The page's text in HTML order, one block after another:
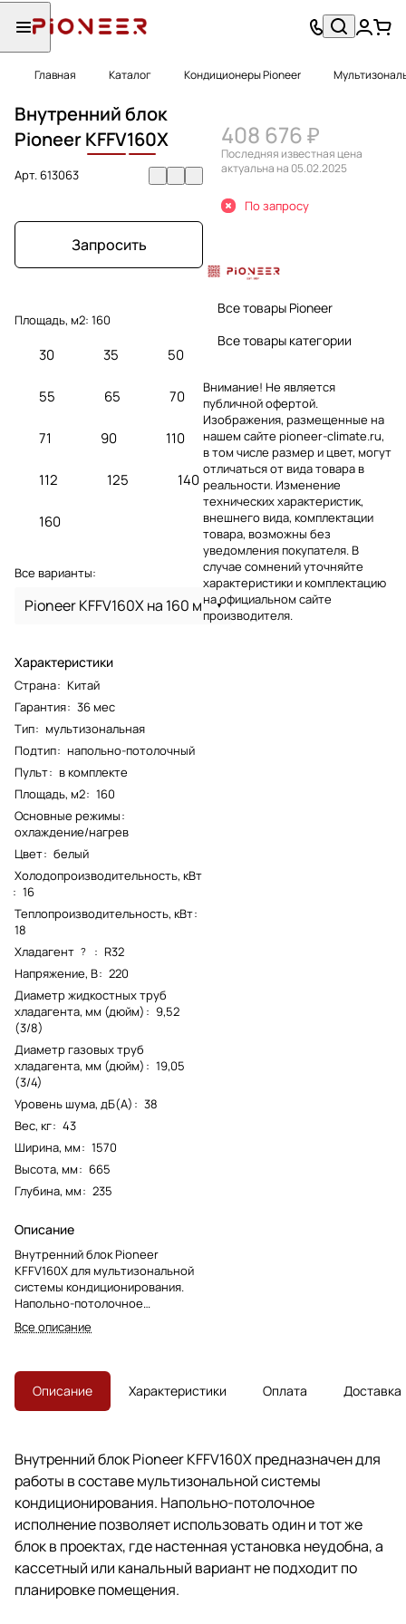
Главная Каталог Кондиционеры Pioneer
Внутренний блок
PioneerKFFV160X
Арт.613063
Запросить
Площадь, м2: 160
30 35 50
55 65 70
71 90 110
112 125 140
160
Все варианты:
Pioneer KFFV160X на 160 м
Характеристики
Страна: Китай
Гарантия: 36 мес
Тип: мультизональная
Подтип: напольно-потолочный
Пульт: в комплекте
Площадь, м2: 160
Основные режимы:
охлаждение/нагрев
Цвет: белый
Холодопроизводительность, кВт
: 16
Теплопроизводительность, кВт:
18
Хладагент ? : R32
Напряжение, В: 220
Диаметр жидкостных труб
хладагента, мм (дюйм) : 9,52
(3/8)
Диаметр газовых труб
хладагента, мм (дюйм) : 19,05
(3/4)
Уровень шума, дБ(А) : 38
Вес, кг: 43
Ширина, мм: 1570
Высота, мм: 665
Глубина, мм: 235
Описание
Внутренний блок Pioneer
KFFV160X для мультизональной
системы кондиционирования.
Напольно-потолочное
исполнение подходит для
открытого монтажа в офисах,
помещениях.
Все описание
408 676 ₽
Последняя известная цена
актуальна на 05.02.2025
По запросу
Все товары Pioneer
Все товары категории
Внимание! Не является
публичной офертой.
Изображения, размещенные на
нашем сайте pioneer-climate.ru,
в том числе размер и цвет, могут
отличаться от вида товара в
реальности. Изменение
технических характеристик,
внешнего вида, комплектации
товара, возможны без
уведомления покупателя. В
случае сомнений уточняйте
характеристики и комплектацию
на официальном сайте
производителя.
Описание Характеристики Оплата Доставка
Внутренний блок Pioneer KFFV160X предназначен для
работы в составе мультизональной системы
кондиционирования. Напольно-потолочное
исполнение позволяет использовать один и тот же
блок в проектах, где настенная установка неудобна, а
кассетный или канальный вариант не подходит по
планировке помещения.